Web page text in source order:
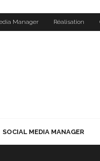
Manager Réalisation
SOCIAL MEDIA MANAGER